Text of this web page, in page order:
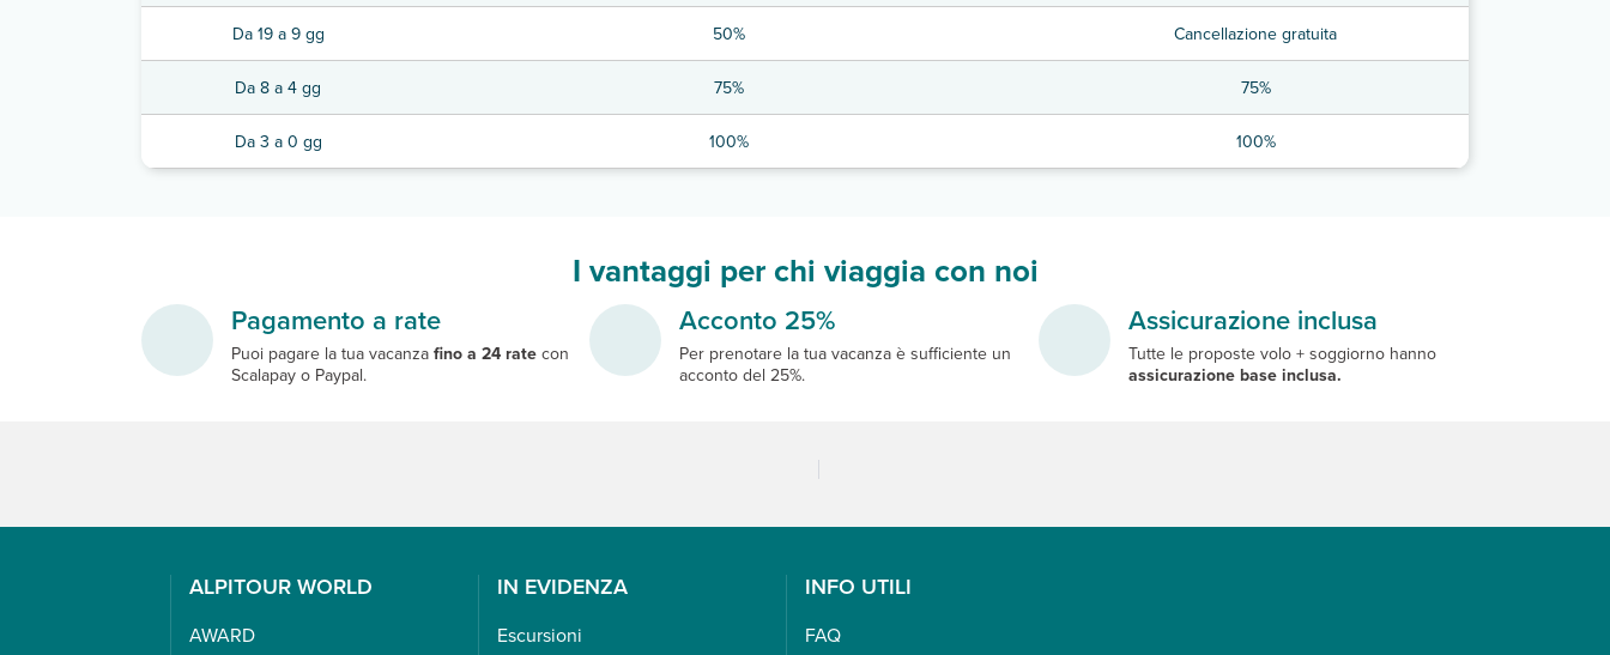
Da 19 a 9 gg 50% Cancellazione gratuita
Da 8 a 4 gg 75% 75%
Da 3 a 0 gg 100% 100%
I vantaggi per chi viaggia con noi
Pagamento a rate
Puoi pagare la tua vacanza fino a 24 rate con
Scalapay o Paypal.
Acconto 25%
Per prenotare la tua vacanza è sufficiente un
acconto del 25%.
Assicurazione inclusa
Tutte le proposte volo + soggiorno hanno
assicurazione base inclusa.
ALPITOUR WORLD
AWARD
IN EVIDENZA
Escursioni
INFO UTILI
FAQ